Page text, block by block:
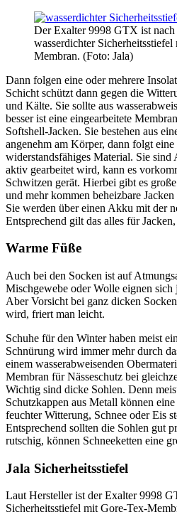
Der Exalter 9998 GTX ist nach
wasserdichter
Membran. (Foto: Jala)
Dann folgen eine oder mehrere
Schicht schützt dann gegen die
und Kälte. Sie sollte aus
besser ist eine eingearbeitete
Softshell-Jacken. Sie bestehen aus
angenehm am Körper, dann folgt
widerstandsfähiges Material. Sie sind
aktiv gearbeitet wird, kann es
Schwitzen gerät. Hierbei gibt es
und mehr kommen beheizbare
Sie werden über einen Akku mit der
Entsprechend gilt das alles für
Warme Füße
Auch bei den Socken ist auf
Mischgewebe oder Wolle eignen
Aber Vorsicht bei ganz dicken
wird, friert man leicht.
Schuhe für den Winter haben meist
Schnürung wird immer mehr durch
einem wasserabweisenden
Membran für Nässeschutz bei
Wichtig sind dicke Sohlen. Denn
Schutzkappen aus Metall können
feuchter Witterung, Schnee oder Eis
Entsprechend sollten die Sohlen gut
rutschig, können Schneeketten eine
Jala Sicherheitsstiefel
Laut Hersteller ist der Exalter 9998
Sicherheitsstiefel mit Gore-Tex-